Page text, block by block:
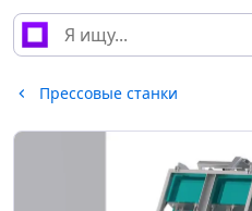
Прессовые станки